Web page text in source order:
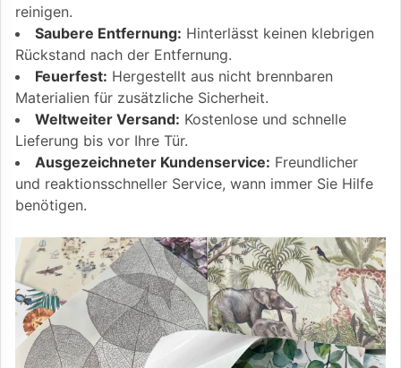
reinigen.
Saubere Entfernung: Hinterlässt keinen klebrigen
Rückstand nach der Entfernung.
Feuerfest: Hergestellt aus nicht brennbaren
Materialien für zusätzliche Sicherheit.
Weltweiter Versand: Kostenlose und schnelle
Lieferung bis vor Ihre Tür.
Ausgezeichneter Kundenservice: Freundlicher
und reaktionsschneller Service, wann immer Sie Hilfe
benötigen.